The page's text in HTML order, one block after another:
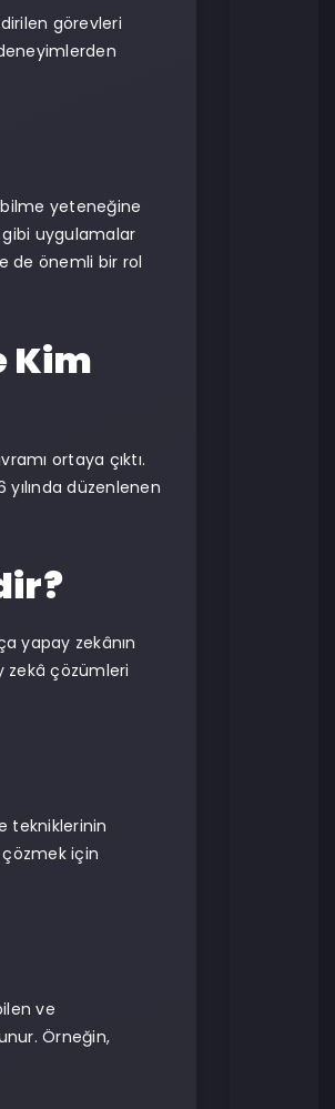
görevleri
yeteneğine
uygulamalar
de önemli bir rol
Kim
ortaya çıktı.
düzenlenen
yapay zekânın
zekâ çözümleri
tekniklerinin
çözmek için
ve
Örneğin,